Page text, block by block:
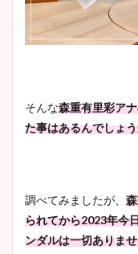
そんな森重有里彩ア
た事はあるんでしょ
調べてみましたが、
られてから2023年今
ンダルは一切ありま